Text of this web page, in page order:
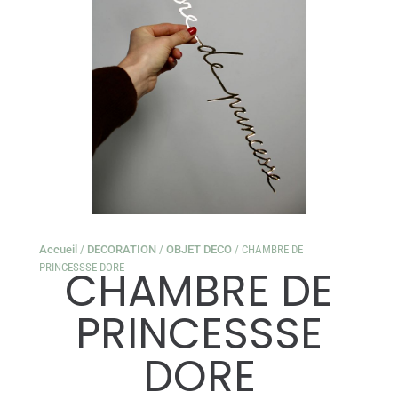
Accueil / DECORATION /OBJET DECO / CHAMBRE DE
PRINCESSSE DORE
CHAMBRE DE
PRINCESSSE
DORE